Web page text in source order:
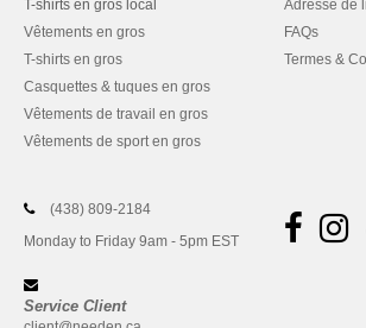
T-shirts en gros local
Vêtements en gros
T-shirts en gros
Casquettes & tuques en gros
Vêtements de travail en gros
Vêtements de sport en gros
Adresse de
FAQs
Termes &
(438) 809-2184
Monday to Friday 9am - 5pm EST
Service Client